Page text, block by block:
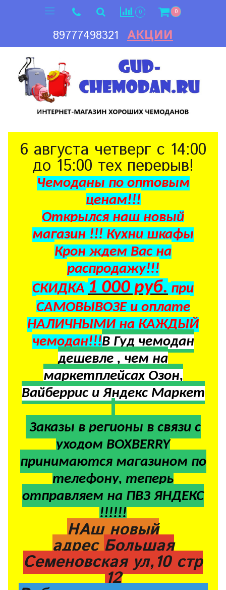
0 0
89777498321 АКЦИИ
6 августа четверг с 14:00
до 15:00 тех перерыв!
Чемоданы по оптовым
ценам!!!
Открылся наш новый
магазин !!! Кухни шкафы
Крон ждем Вас на
распродажу!!!
СКИДКА 1 000 руб. при
САМОВЫВОЗЕ и оплате
НАЛИЧНЫМИ на КАЖДЫЙ
чемодан!!!В Гуд чемодан
дешевле , чем на
маркетплейсах Озон,
Вайберрис и Яндекс Маркет
Заказы в регионы всвязи с
уходом BOXBERRY
принимаются магазином по
телефону, теперь
отправляем на ПВЗ ЯНДЕКС
!!!!!!
НАш новый
адресБольшая
Семеновская ул,10 стр
12